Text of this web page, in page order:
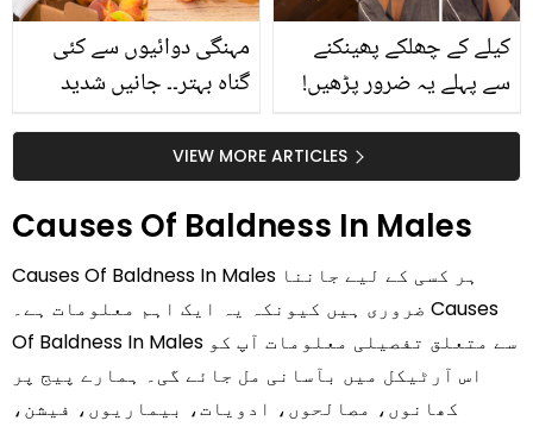
مہنگی دوائیوں سے کئی
گناہ بہتر۔۔ جانیں شدید
کیوں کھانا چاہیے؟
کیلے کے چھلکے پھینکنے
سے پہلے یہ ضرور پڑھیں!
سستا اور قدرتی حلVIEW MORE ARTICLES
Causes Of Baldness In Males
Causes Of Baldness In Males ہر کسی کے لیے جاننا
ضروری ہیں کیونکہ یہ ایک اہم معلومات ہے۔ Causes
Of Baldness In Males سے متعلق تفصیلی معلومات آپ کو
اس آرٹیکل میں بآسانی مل جائے گی۔ ہمارے پیج پر
کھانوں، مصالحوں، ادویات، بیماریوں، فیشن،